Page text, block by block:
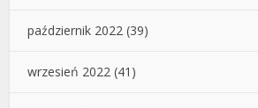
październik 2022 (39)
wrzesień 2022 (41)